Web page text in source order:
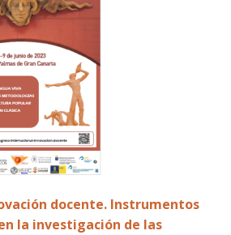
docente. Instrumentos
la investigación de las